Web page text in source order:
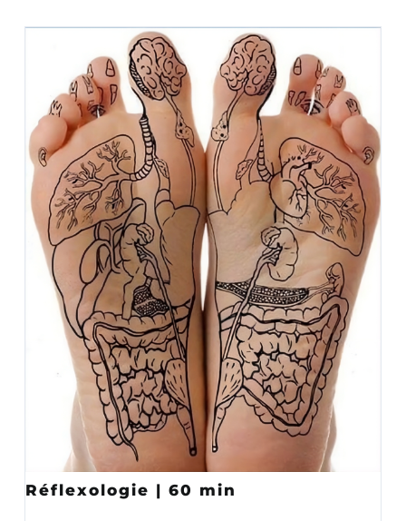
Réflexologie | 60 min